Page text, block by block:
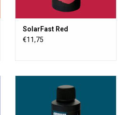
SolarFast Red
€11,75
der sich der Farbstoff unter dem
Einfluss von Sonne (UV-licht)
entwickelt. Zur Verwendung auf